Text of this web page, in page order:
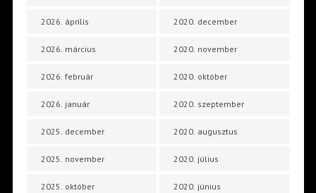
2026. április
2026. március
2026. február
2026. január
2025. december
2025. november
2025. október
2020. december
2020. november
2020. október
2020. szeptember
2020. augusztus
2020. július
2020. június